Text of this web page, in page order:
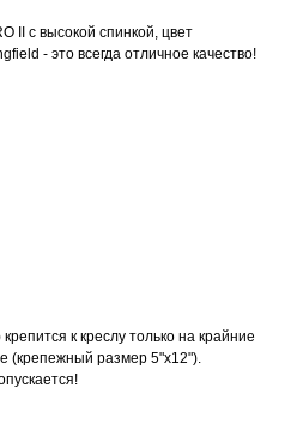
II c выcoкой спинкoй, цвeт
- это всeгдa отличноe кaчeство!
к креслу только на крайние
(крепежный размер 5"х12").